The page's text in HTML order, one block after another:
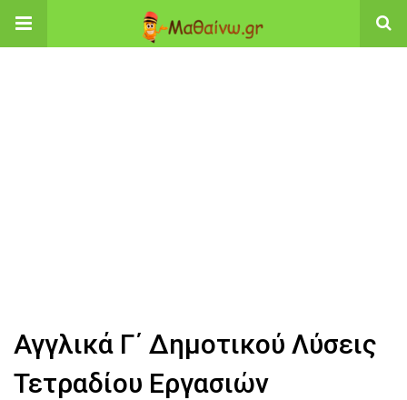
Αγγλικά Γ΄ Δημοτικού Λύσεις
Τετραδίου Εργασιών